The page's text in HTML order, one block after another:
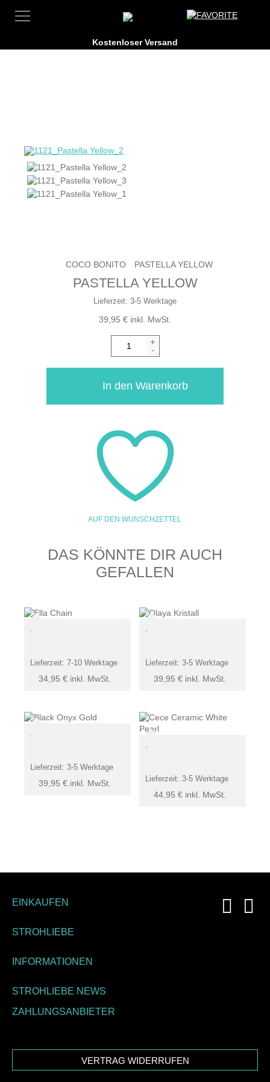
PASTELLA YELLOW
COCO BONITO
PASTELLA YELLOW
Lieferzeit: 3-5 Werktage
39,95 € inkl. MwSt.
-
+
In den Warenkorb
AUF DEN WUNSCHZETTEL
DAS KÖNNTE DIR AUCH
GEFALLEN
34,95 € inkl. MwSt.
Lieferzeit: 7-10 Werktage
39,95€ inkl. MwSt.
Lieferzeit:3-5 Werktage
39,95 € inkl. MwSt.
Lieferzeit: 3-5 Werktage
44,95€ inkl. MwSt.
Lieferzeit:3-5 Werktage
EINKAUFEN
STROHLIEBE
INFORMATIONEN
STROHLIEBE NEWS
ZAHLUNGSANBIETER
VERTRAG WIDERRUFEN